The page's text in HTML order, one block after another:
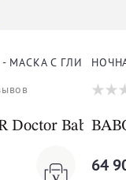
С ГЛИНОЙ
Doctor Babor
64